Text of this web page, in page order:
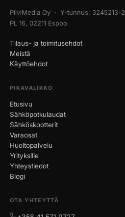
PilviMedia Oy · Y-tunnus: 3245213-2
PL 16, 02211 Espoo
Tilaus- ja toimitusehdot
Meistä
Käyttöehdot
PIKAVALIKKO
Etusivu
Sähköpotkulaudat
Sähköskootterit
Varaosat
Huoltopalvelu
Yrityksille
Yhteystiedot
Blogi
OTA YHTEYTTÄ